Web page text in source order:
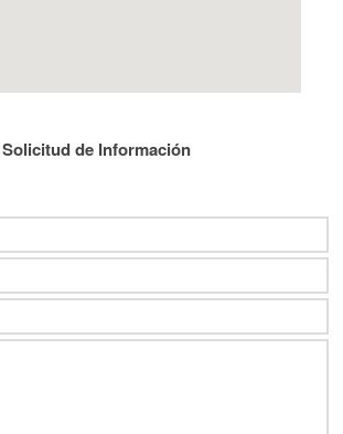
Solicitud de Información